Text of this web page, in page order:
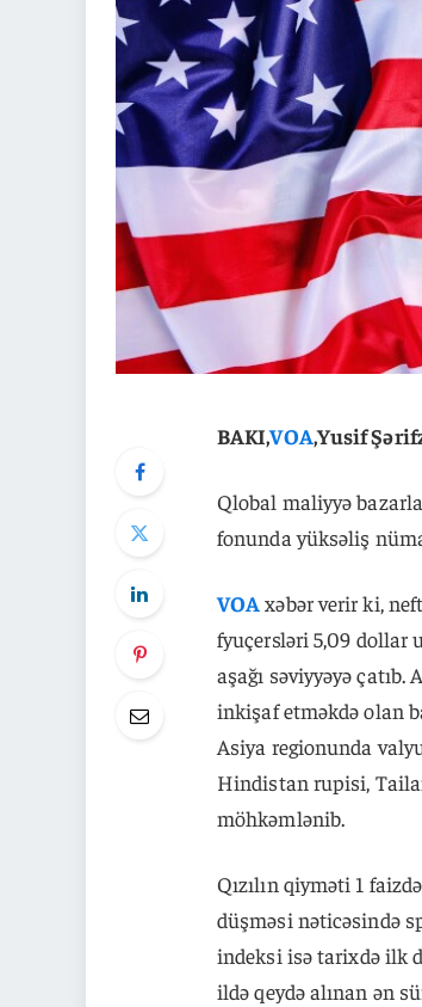
BAKI,VOA,Yusif
Qlobal maliyyə
fonunda yüksəliş
VOAxəbər verir ki,
fyuçersləri 5,09 dollar
aşağı səviyyəyə
inkişaf etməkdə olan
Asiya regionunda
Hindistan rupisi,
möhkəmlənib.
Qızılın qiyməti 1
düşməsi nəticəsində
indeksi isə tarixdə ilk
ildə qeydə alınan ən